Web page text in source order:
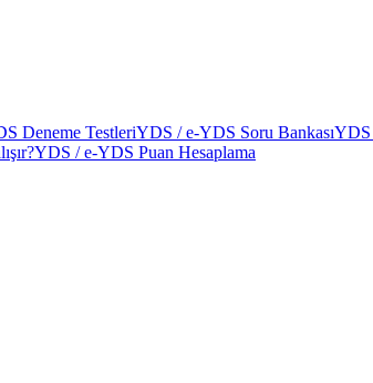
Deneme TestleriYDS / e-YDS Soru BankasıYDS
YDS / e-YDS Puan Hesaplama